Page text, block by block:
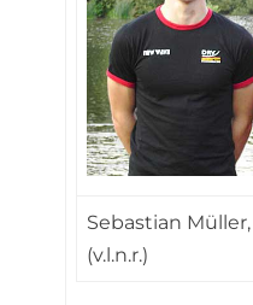
Sebastian
(v.l.n.r.)